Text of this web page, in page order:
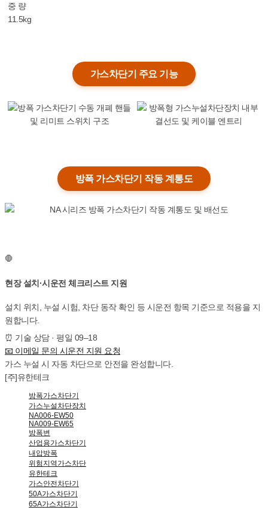
중 량
11.5kg
가스차단기 주요 기능
방폭 가스차단기 작동 계통도
🛑
현장 설치·시운전 체크리스트 지원
설치 위치, 누설 시험, 차단 동작 확인 등 시운전 항목 기준으로 적용을 지
원합니다.
⏰ 기술 상담 · 평일 09–18
📧 이메일 문의 시운전 지원 요청
가스 누설 시 자동 차단으로 안전을 완성합니다.
[주]유한테크
방폭가스차단기
가스누설차단장치
NA006-EW50
NA009-EW65
방폭변
산업용가스차단기
내압방폭
위험지역가스차단
유한테크
가스안전차단기
50A가스차단기
65A가스차단기